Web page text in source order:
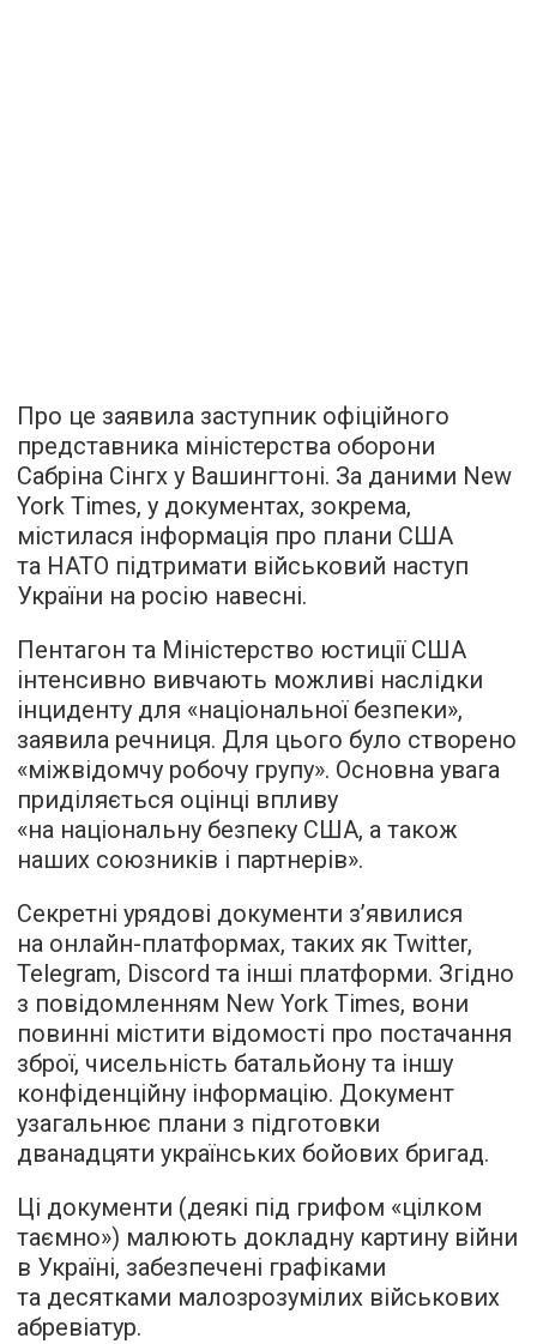
Про це заявила заступник офіційного
представника міністерства оборони
Сабріна Сінгх у Вашингтоні. За даними New
York Times, у документах, зокрема,
містилася інформація про плани США
та НАТО підтримати військовий наступ
України на росію навесні.
Пентагон та Міністерство юстиції США
інтенсивно вивчають можливі наслідки
інциденту для «національної безпеки»,
заявила речниця. Для цього було створено
«міжвідомчу робочу групу». Основна увага
приділяється оцінці впливу
«на національну безпеку США, а також
наших союзників і партнерів».
Секретні урядові документи з’явилися
на онлайн-платформах, таких як Twitter,
Telegram, Discord та інші платформи. Згідно
з повідомленням New York Times, вони
повинні містити відомості про постачання
зброї, чисельність батальйону та іншу
конфіденційну інформацію. Документ
узагальнює плани з підготовки
дванадцяти українських бойових бригад.
Ці документи (деякі під грифом «цілком
таємно») малюють докладну картину війни
в Україні, забезпечені графіками
та десятками малозрозумілих військових
абревіатур.